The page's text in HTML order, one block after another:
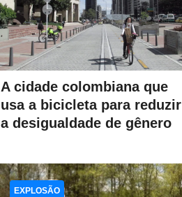
A cidade colombiana que
usa a bicicleta para reduzir
a desigualdade de gênero
EXPLOSÃO